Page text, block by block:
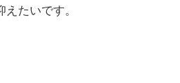
たいです。